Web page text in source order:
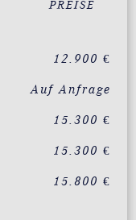
PREISE
12.900 €
Auf Anfrage
15.300 €
15.300 €
15.800 €